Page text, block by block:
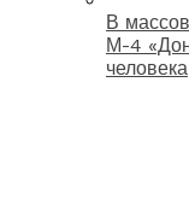
В
М-4
человека